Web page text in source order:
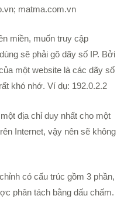
matma.com.vn
miền, muốn truy cập
sẽ phải gõ dãy số IP. Bởi
một website là các dãy số
khó nhớ. Ví dụ: 192.0.2.2
địa chỉ duy nhất cho một
Internet, vậy nên sẽ không
có cấu trúc gồm 3 phần,
phân tách bằng dấu chấm.